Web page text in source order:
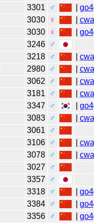
3301 ♂
3030 ♀ cwa
3030 ♀
3246
♂
3218 ♂ cwa
2980 ♂ cwa
3062 ♂ cwa
3181 ♂ cwa
3347 ♂
3083 ♂ cwa
3061
♂
3106 ♂ cwa
3078 ♂ cwa
3027
♂
3357
♂
3318 ♂
3384 ♂
3356 ♂